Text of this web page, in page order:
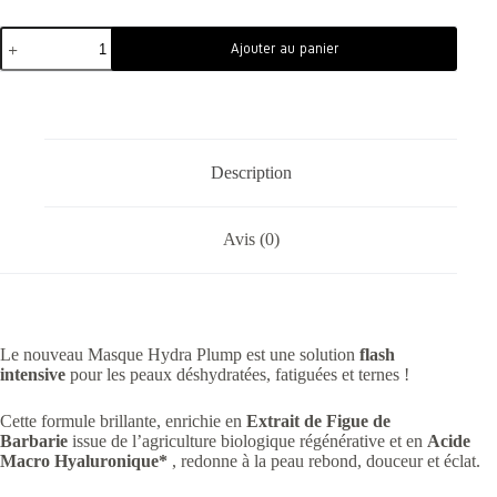
Ajouter au panier
Description
Avis (0)
Le nouveau Masque Hydra Plump est une solution flash
intensive pour les peaux déshydratées, fatiguées et ternes !
Cette formule brillante, enrichie en Extrait de Figue de
Barbarie issue de l’agriculture biologique régénérative et en Acide
Macro Hyaluronique* , redonne à la peau rebond, douceur et éclat.